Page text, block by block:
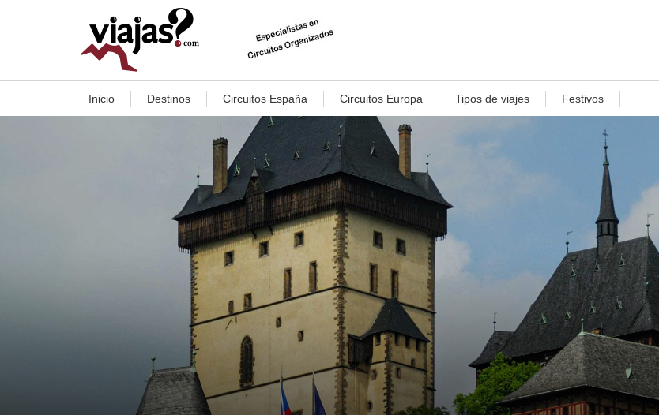
Inicio Destinos Circuitos España Circuitos Europa Tipos de viajes Festivos